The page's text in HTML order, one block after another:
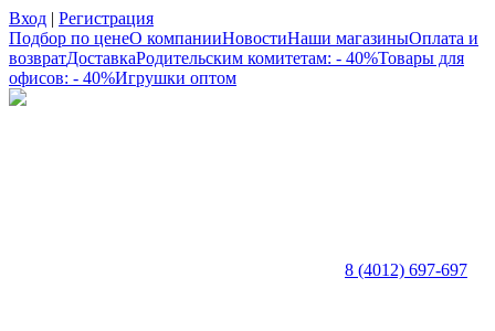
Вход | Регистрация
Подбор по ценеО компанииНовостиНаши магазиныОплата и
возвратДоставкаРодительским комитетам: - 40%Товары для
офисов: - 40%Игрушки оптом
8 (4012) 697-697